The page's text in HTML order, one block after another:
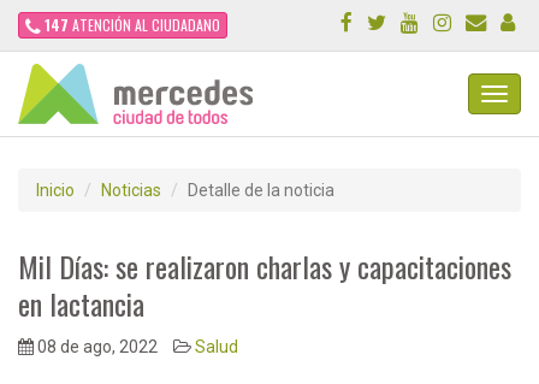
147 ATENCIÓN AL CIUDADANO
Inicio Noticias Detalle de la noticia
Mil Días: se realizaron charlas y capacitaciones
en lactancia
08 de ago, 2022 Salud